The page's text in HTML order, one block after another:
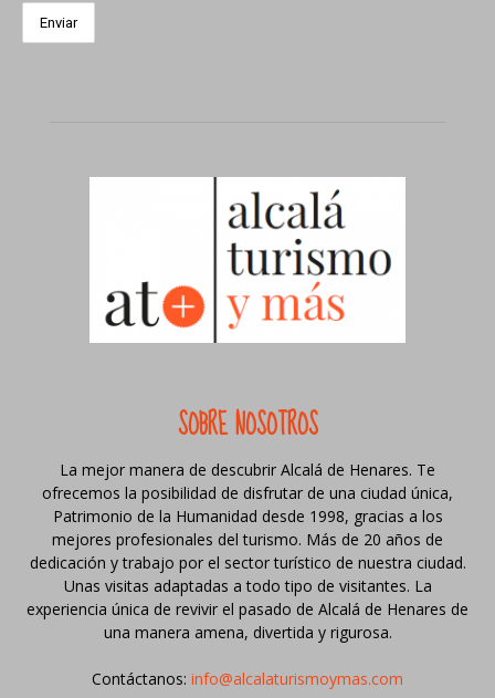
SOBRE NOSOTROS
La mejor manera de descubrir Alcalá de Henares. Te
ofrecemos la posibilidad de disfrutar de una ciudad única,
Patrimonio de la Humanidad desde 1998, gracias a los
mejores profesionales del turismo. Más de 20 años de
dedicación y trabajo por el sector turístico de nuestra ciudad.
Unas visitas adaptadas a todo tipo de visitantes. La
experiencia única de revivir el pasado de Alcalá de Henares de
una manera amena, divertida y rigurosa.
Contáctanos: info@alcalaturismoymas.com